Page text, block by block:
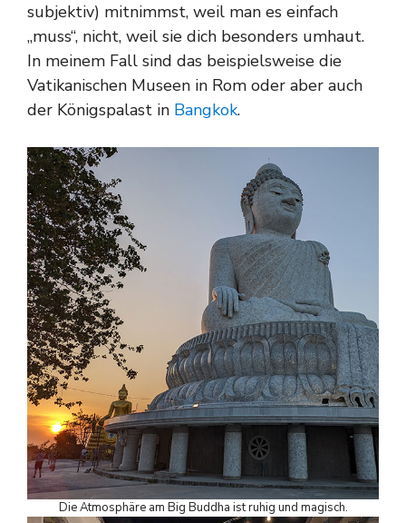
subjektiv) mitnimmst, weil man es einfach
„muss“, nicht, weil sie dich besonders umhaut.
In meinem Fall sind das beispielsweise die
Vatikanischen Museen in Rom oder aber auch
der Königspalast in Bangkok.
Die Atmosphäre am Big Buddha ist ruhig und magisch.